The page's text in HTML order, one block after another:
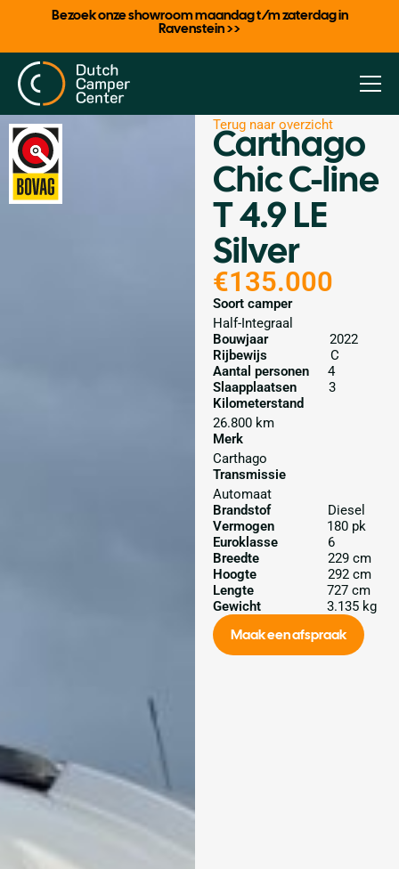
Bezoek onze showroom maandag t/m zaterdag in
Ravenstein >>
Terug naar overzicht
Carthago
Chic C-line
T 4.9 LE
Silver
€135.000
Soort camper
Half-Integraal
Bouwjaar
2022
Rijbewijs
C
Aantal personen
4
Slaapplaatsen
3
Kilometerstand
26.800 km
Merk
Carthago
Transmissie
Automaat
Brandstof
Diesel
Vermogen
180 pk
Euroklasse
6
Breedte
229 cm
Hoogte
292 cm
Lengte
727 cm
Gewicht
3.135 kg
Maak een afspraak